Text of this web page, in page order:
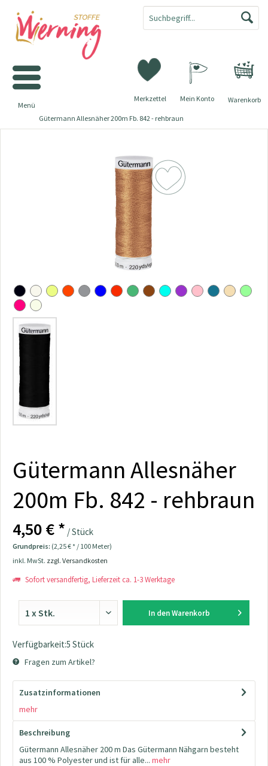
Warenkorb
Merkzettel Mein Konto
Menü
Gütermann Allesnäher 200m Fb. 842 - rehbraun
Gütermann Allesnäher
200m Fb. 842 - rehbraun
4,50 € * / Stück
Grundpreis: (2,25 € * / 100 Meter)
inkl. MwSt. zzgl. Versandkosten
Sofort versandfertig, Lieferzeit ca. 1-3 Werktage
In den Warenkorb
Verfügbarkeit:5 Stück
Fragen zum Artikel?
Zusatzinformationen
mehr
Beschreibung
Gütermann Allesnäher 200 m Das Gütermann Nähgarn besteht
aus 100 % Polyester und ist für alle... mehr